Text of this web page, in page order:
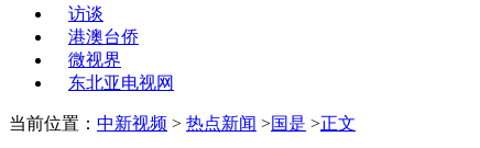
访谈
港澳台侨
微视界
东北亚电视网
当前位置： 中新视频 > 热点新闻 >国是 >正文